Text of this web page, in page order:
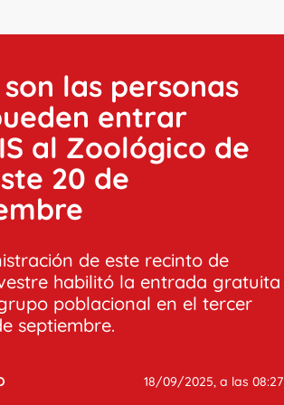
son las personas
entrar
al Zoológico de
20 de
de este recinto de
habilitó la entrada gratuita
poblacional en el tercer
septiembre.
18/09/2025, a las 08:27